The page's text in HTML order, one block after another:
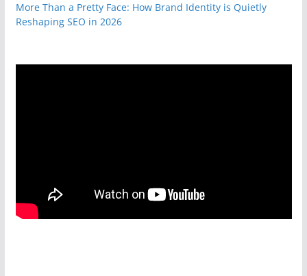
More Than a Pretty Face: How Brand Identity is Quietly
Reshaping SEO in 2026